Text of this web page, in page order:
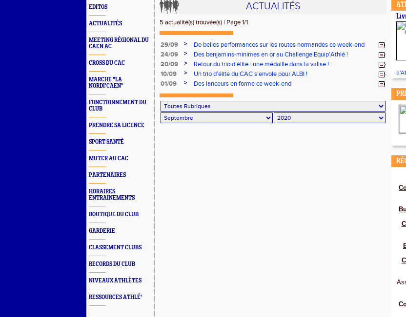
EDITOS
ACTUALITÉS
MEETING RÉGIONAL DU
CAEN AC
CROSS DU CAC
MARCHE "LA
NORDI'CAEN"
FONCTIONNEMENT DU
CLUB
PRENDRE SA LICENCE
SPORT SANTÉ
MUTER AU CAC
PARTENAIRES
HORAIRES
ENTRAINEMENTS
BOUTIQUE DU CLUB
GARDERIE
CLASSEMENT CLUBS
RECORDS DU CLUB
NIVEAUX ATHLÈTES
RESSOURCES ATHLÉ'
ACTUALITÉS
5 actualité(s) trouvée(s) | Page 1/1
29/09 >
De belles performances sur les routes normandes ce week-end
24/09
>
Des benjamins-minimes en or au Challenge Equip'Athlé !
20/09
>
Retour du trio d'élite : une médaille dans la valise !
10/09
>
Un trio d’élite du CAC s’envole pour ALBI !
01/09
> Des lanceurs en forme ce week-end